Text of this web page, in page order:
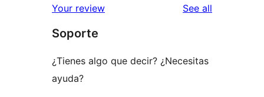
reviews
star
reviews
Your review See all
Soporte
¿Tienes algo que decir? ¿Necesitas
ayuda?